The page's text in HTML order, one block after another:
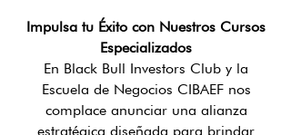
Impulsa tu Éxito con Nuestros Cursos
Especializados
En Black Bull Investors Club y la
Escuela de Negocios CIBAEF nos
complace anunciar una alianza
estratégica diseñada para brindar